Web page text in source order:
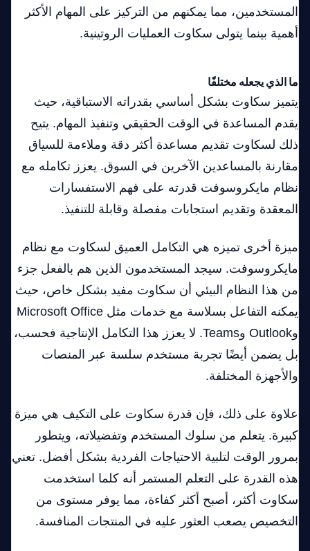
المستخدمين، مما يمكنهم من التركيز على المهام الأكثر
أهمية بينما يتولى سكاوت العمليات الروتينية.
ما الذي يجعله مختلفًا
يتميز سكاوت بشكل أساسي بقدراته الاستباقية، حيث
يقدم المساعدة في الوقت الحقيقي وتنفيذ المهام. يتيح
ذلك لسكاوت تقديم مساعدة أكثر دقة وملاءمة للسياق
مقارنة بالمساعدين الآخرين في السوق. يعزز تكامله مع
نظام مايكروسوفت قدرته على فهم الاستفسارات
المعقدة وتقديم استجابات مفصلة وقابلة للتنفيذ.
ميزة أخرى تميزه هي التكامل العميق لسكاوت مع نظام
مايكروسوفت. سيجد المستخدمون الذين هم بالفعل جزء
من هذا النظام البيئي أن سكاوت مفيد بشكل خاص، حيث
يمكنه التفاعل بسلاسة مع خدمات مثل Microsoft Office
وOutlook وTeams. لا يعزز هذا التكامل الإنتاجية فحسب،
بل يضمن أيضًا تجربة مستخدم سلسة عبر المنصات
والأجهزة المختلفة.
علاوة على ذلك، فإن قدرة سكاوت على التكيف هي ميزة
كبيرة. يتعلم من سلوك المستخدم وتفضيلاته، ويتطور
بمرور الوقت لتلبية الاحتياجات الفردية بشكل أفضل. تعني
هذه القدرة على التعلم المستمر أنه كلما استخدمت
سكاوت أكثر، أصبح أكثر كفاءة، مما يوفر مستوى من
التخصيص يصعب العثور عليه في المنتجات المنافسة.